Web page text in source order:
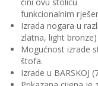
funkcionalnim
Izrada nogara u
zlatna, light bronze)
Mogućnost izrade
štofa.
Izrade u BARSKOJ